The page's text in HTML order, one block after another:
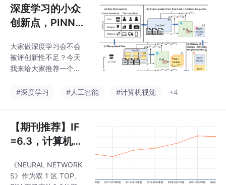
Neuri
齐、鲁棒泛化”串成一条
线。把贝叶斯推断塞进L
oRA、Prompt、Adapt
确定性指挥跨模态动态
路由，可以实现“少样
本、多模态、任意域”一
讲，可以说是绝佳发文
Neuri
深度学习的小众
创新点，PINN
络
大家做深度学习会不会
被评创新性不足？今天
我来给大家推荐一个小
网络+PINN。贝叶斯神
齐、鲁棒泛化”串成一条
线。把贝叶斯推断塞进L
oRA、Prompt、Adapt
确定性指挥跨模态动态
路由，可以实现“少样
#深度学习 #人工智能 #计算机视觉 +4
【期刊推荐】IF
=6.3，计算机领
向，国人友好
《NEURAL NETWORK
S》作为双 1 区 TOP、